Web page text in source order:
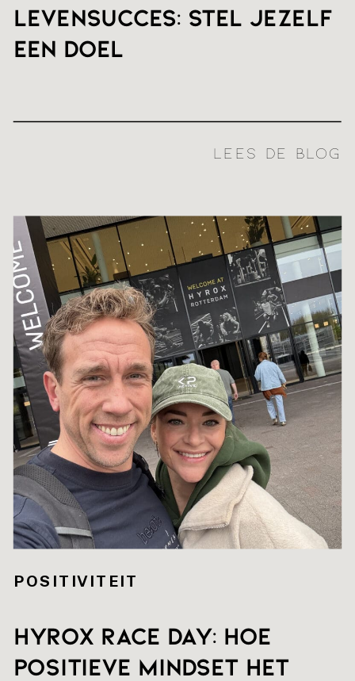
LEES DE BLOG
Levensucces: stel jezelf
een doel
HYROX RACE DAY: hoe
positieve mindset het
POSITIVITEIT